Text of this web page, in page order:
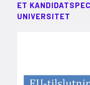
ET
UNIVERSITET